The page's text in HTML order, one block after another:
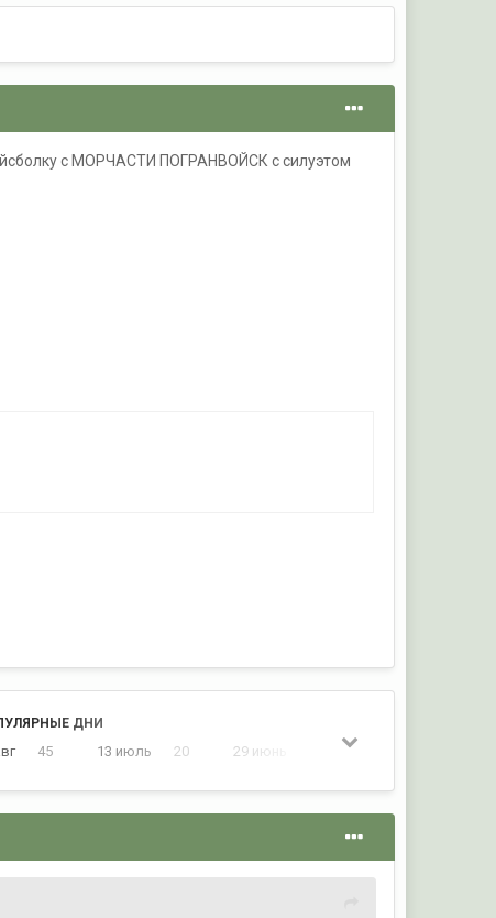
с МОРЧАСТИ ПОГРАНВОЙСК с силуэтом
ДНИ
45 13 июль 20 29 июнь